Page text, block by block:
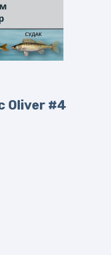
Oliver #4